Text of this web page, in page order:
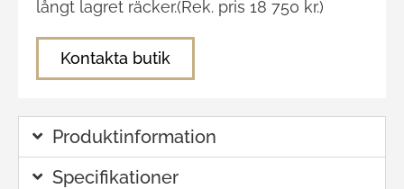
långt lagret räcker.(Rek. pris 18 750 kr.)
Kontakta butik
Produktinformation
Specifikationer